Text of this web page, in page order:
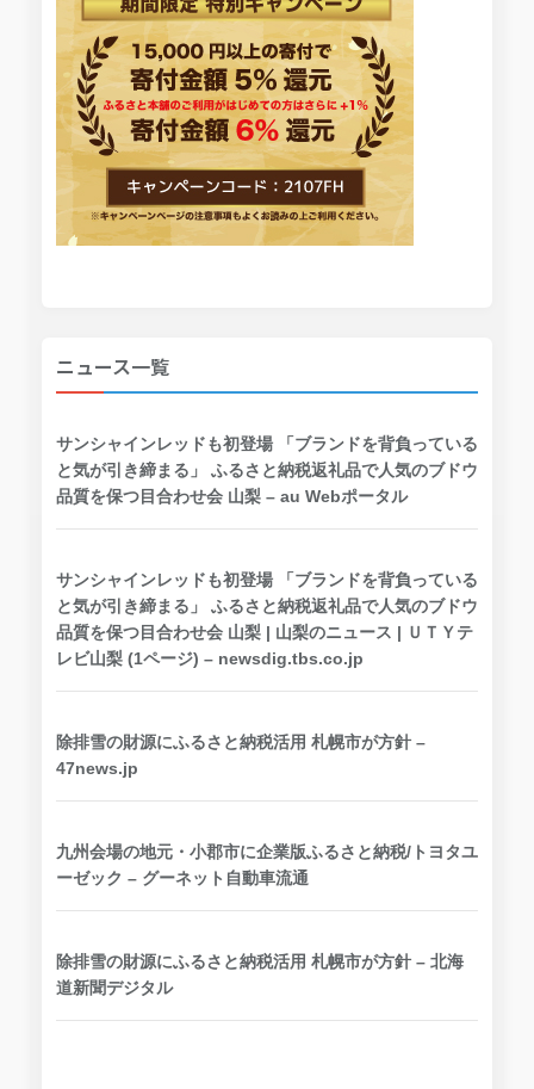
ニュース一覧
サンシャインレッドも初登場 「ブランドを背負っている
と気が引き締まる」 ふるさと納税返礼品で人気のブドウ
品質を保つ目合わせ会 山梨 – au Webポータル
サンシャインレッドも初登場 「ブランドを背負っている
と気が引き締まる」 ふるさと納税返礼品で人気のブドウ
品質を保つ目合わせ会 山梨 | 山梨のニュース | ＵＴＹテ
レビ山梨 (1ページ) – newsdig.tbs.co.jp
除排雪の財源にふるさと納税活用 札幌市が方針 –
47news.jp
九州会場の地元・小郡市に企業版ふるさと納税/トヨタユ
ーゼック – グーネット自動車流通
除排雪の財源にふるさと納税活用 札幌市が方針 – 北海
道新聞デジタル